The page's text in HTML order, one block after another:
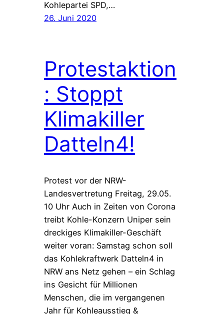
Kohlepartei SPD,…
26. Juni 2020
Protestaktion
: Stoppt
Klimakiller
Datteln4!
Protest vor der NRW-
Landesvertretung Freitag, 29.05.
10 Uhr Auch in Zeiten von Corona
treibt Kohle-Konzern Uniper sein
dreckiges Klimakiller-Geschäft
weiter voran: Samstag schon soll
das Kohlekraftwerk Datteln4 in
NRW ans Netz gehen – ein Schlag
ins Gesicht für Millionen
Menschen, die im vergangenen
Jahr für Kohleausstieg &